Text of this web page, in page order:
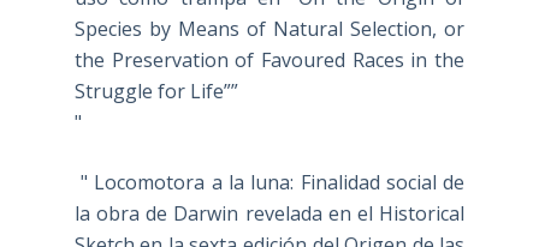
Species by Means of Natural Selection, or
the Preservation of Favoured Races in the
Struggle for Life””
"
" Locomotora a la luna: Finalidad social de
la obra de Darwin revelada en el Historical